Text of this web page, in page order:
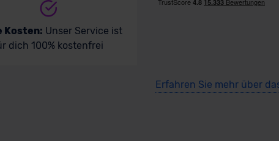
Kosten: Unser Service ist
dich 100% kostenfrei
Erfahren Sie mehr über